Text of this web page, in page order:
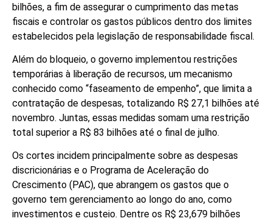
bilhões, a fim de assegurar o cumprimento das metas
fiscais e controlar os gastos públicos dentro dos limites
estabelecidos pela legislação de responsabilidade fiscal.
Além do bloqueio, o governo implementou restrições
temporárias à liberação de recursos, um mecanismo
conhecido como “faseamento de empenho”, que limita a
contratação de despesas, totalizando R$ 27,1 bilhões até
novembro. Juntas, essas medidas somam uma restrição
total superior a R$ 83 bilhões até o final de julho.
Os cortes incidem principalmente sobre as despesas
discricionárias e o Programa de Aceleração do
Crescimento (PAC), que abrangem os gastos que o
governo tem gerenciamento ao longo do ano, como
investimentos e custeio. Dentre os R$ 23,679 bilhões